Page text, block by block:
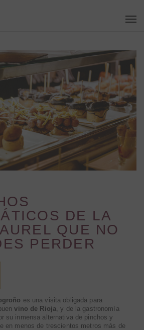
DE LA
QUE NO
PERDER
es una visita obligada para
vino de Rioja , y de la gastronomía
su inmensa alternativa de pinchos y
en menos de trescientos metros más de